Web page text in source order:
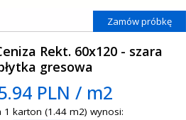
Zamów próbkę
Rekt. 60x120 - szara
gresowa
PLN / m2
1 karton (1.44 m2) wynosi: